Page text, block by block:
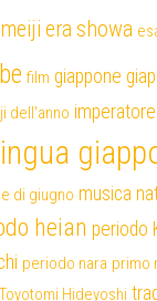
era showa
film giappone
dell'anno imperatore
di giugno musica
heian periodo
periodo nara primo
Toyotomi Hideyoshi